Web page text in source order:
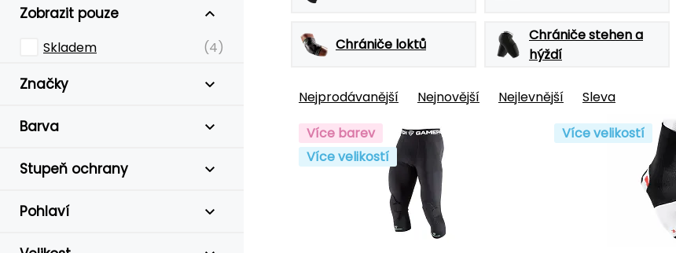
Zobrazit pouze
Skladem (4)
Značky
Barva
Stupeň ochrany
Pohlaví
Chrániče loktů
Chrániče stehen a
hýždí
Nejprodávanější Nejnovější Nejlevnější Sleva
Více barev
Více velikostí
Více velikostí